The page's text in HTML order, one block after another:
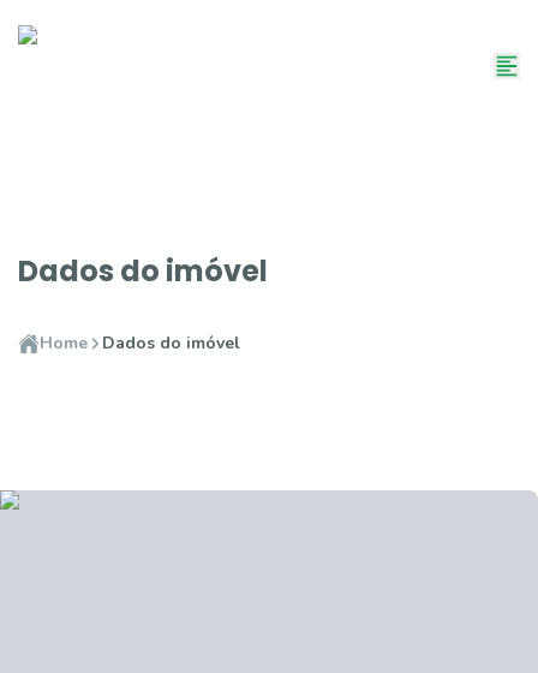
Dados do imóvel
Home Dados do imóvel